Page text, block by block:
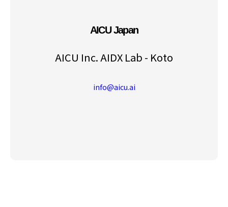
AICU Japan
AICU Inc. AIDX Lab - Koto
info@aicu.ai